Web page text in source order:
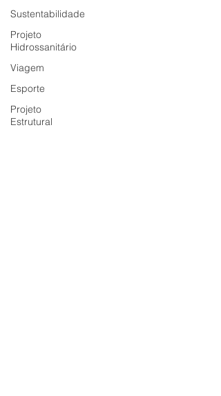
Sustentabilidade
Projeto
Hidrossanitário
Viagem
Esporte
Projeto
Estrutural